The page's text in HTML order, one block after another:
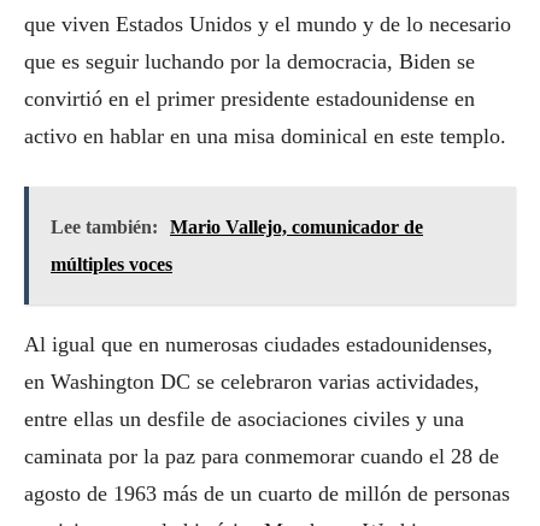
que viven Estados Unidos y el mundo y de lo necesario
que es seguir luchando por la democracia, Biden se
convirtió en el primer presidente estadounidense en
activo en hablar en una misa dominical en este templo.
Lee también:
Mario Vallejo, comunicador de
múltiples voces
Al igual que en numerosas ciudades estadounidenses,
en Washington DC se celebraron varias actividades,
entre ellas un desfile de asociaciones civiles y una
caminata por la paz para conmemorar cuando el 28 de
agosto de 1963 más de un cuarto de millón de personas